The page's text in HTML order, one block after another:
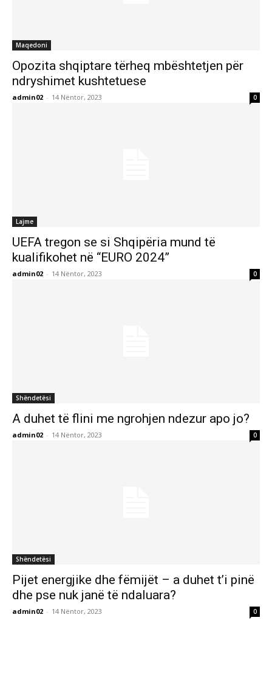
Maqedoni
Opozita shqiptare tërheq mbështetjen për
ndryshimet kushtetuese
admin02 - 14 Nëntor, 2023 0
Lajme
UEFA tregon se si Shqipëria mund të
kualifikohet në “EURO 2024”
admin02 - 14 Nëntor, 2023 0
Shëndetësi
A duhet të flini me ngrohjen ndezur apo jo?
admin02 - 14 Nëntor, 2023 0
Shëndetësi
Pijet energjike dhe fëmijët – a duhet t’i pinë
dhe pse nuk janë të ndaluara?
admin02 - 14 Nëntor, 2023 0